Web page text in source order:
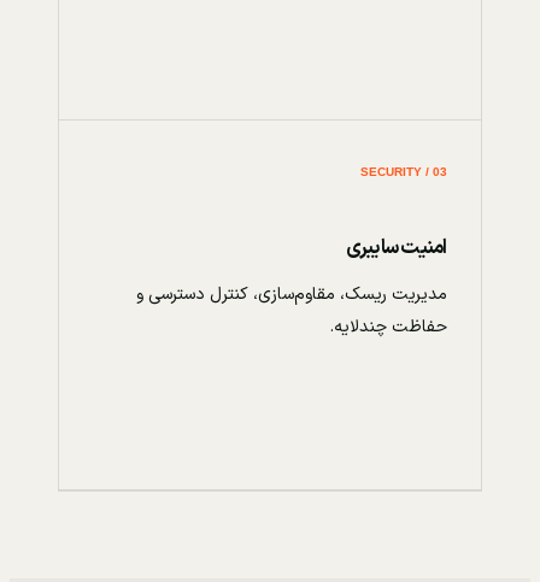
03 / SECURITY
امنیت سایبری
مدیریت ریسک، مقاوم‌سازی، کنترل دسترسی و
حفاظت چندلایه.